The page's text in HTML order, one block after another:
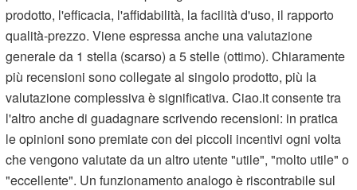
prodotto, l'efficacia, l'affidabilità, la facilità d'uso, il rapporto
qualità-prezzo. Viene espressa anche una valutazione
generale da 1 stella (scarso) a 5 stelle (ottimo). Chiaramente
più recensioni sono collegate al singolo prodotto, più la
valutazione complessiva è significativa. Ciao.it consente tra
l'altro anche di guadagnare scrivendo recensioni: in pratica
le opinioni sono premiate con dei piccoli incentivi ogni volta
che vengono valutate da un altro utente "utile", "molto utile" o
"eccellente". Un funzionamento analogo è riscontrabile sul